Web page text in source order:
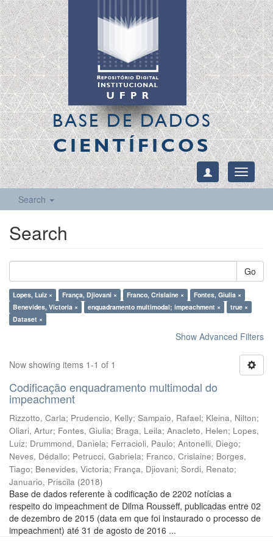
BASE DE DADOS
CIENTÍFICOS
Toggle
Search
Search
Go
Lopes, Luiz × França, Djiovani × Franco, Crislaine ×
Fontes, Giulia ×
Benevides, Victoria ×
enquadramento multimodal; impeachment ×
true ×
Dataset ×
Show Advanced Filters
Now showing items 1-1 of 1
Codificação enquadramento multimodal do
impeachment
Rizzotto, Carla; Prudencio, Kelly; Sampaio, Rafael; Kleina, Nilton;
Oliari, Artur; Fontes, Giulia; Braga, Leila; Anacleto, Helen; Lopes,
Luiz; Drummond, Daniela; Ferracioli, Paulo; Antonelli, Diego;
Neves, Dédallo; Petrucci, Gabriela; Franco, Crislaine; Borges,
Tiago; Benevides, Victoria; França, Djiovani; Sordi, Renato;
Januario, Priscila (2018)
Base de dados referente à codificação de 2202 notícias a
respeito do impeachment de Dilma Rousseff, publicadas entre 02
de dezembro de 2015 (data em que foi instaurado o processo de
impeachment) até 31 de agosto de 2016 ...